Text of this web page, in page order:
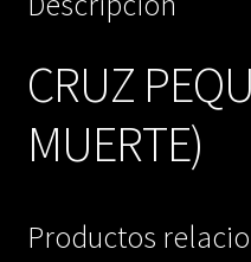
CRUZ
MUERTE)
Productos